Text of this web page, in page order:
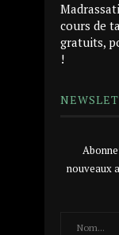
cours de
gratuits,
!
nouveaux